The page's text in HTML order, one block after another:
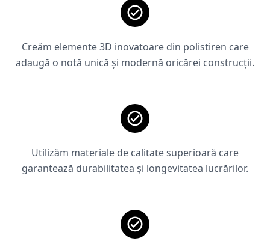
Creăm elemente 3D inovatoare din polistiren care
adaugă o notă unică și modernă oricărei construcții.
Utilizăm materiale de calitate superioară care
garantează durabilitatea și longevitatea lucrărilor.